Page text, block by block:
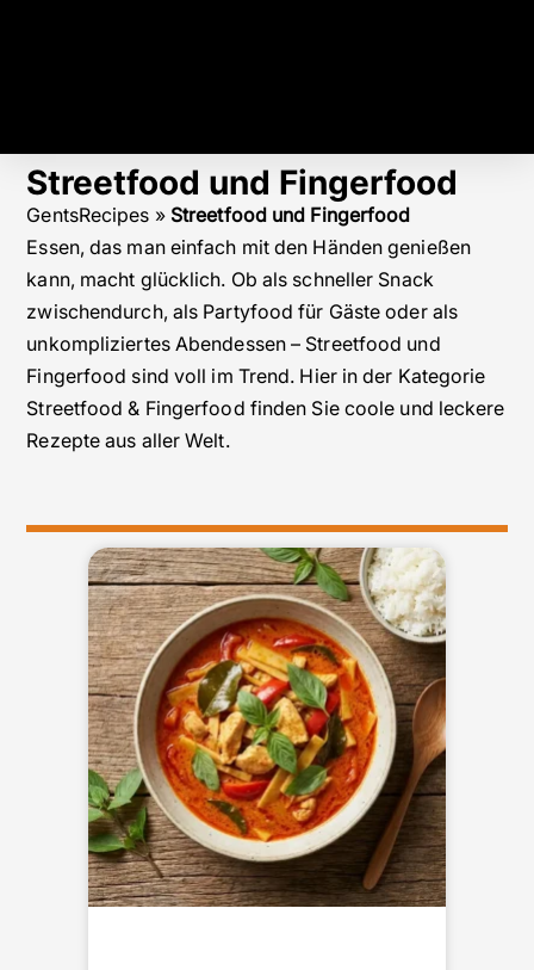
Streetfood und Fingerfood
GentsRecipes » Streetfood und Fingerfood
Essen, das man einfach mit den Händen genießen
kann, macht glücklich. Ob als schneller Snack
zwischendurch, als Partyfood für Gäste oder als
unkompliziertes Abendessen – Streetfood und
Fingerfood sind voll im Trend. Hier in der Kategorie
Streetfood & Fingerfood finden Sie coole und leckere
Rezepte aus aller Welt.